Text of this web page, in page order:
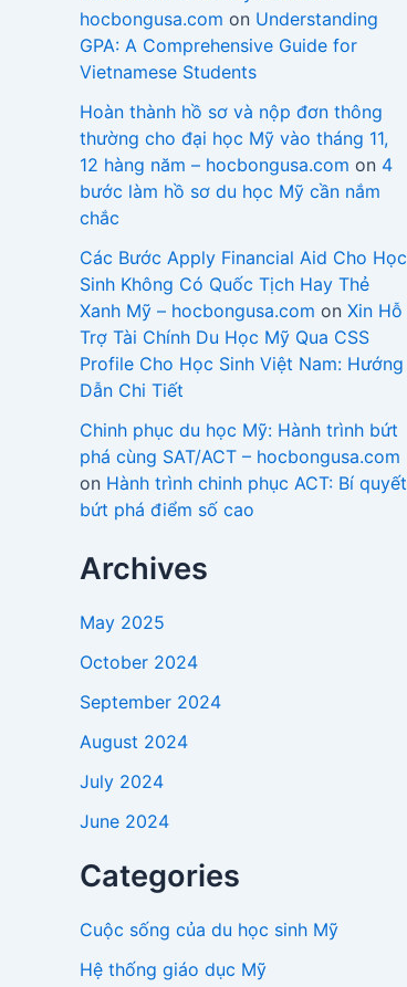
hocbongusa.com on Understanding
GPA: A Comprehensive Guide for
Vietnamese Students
Hoàn thành hồ sơ và nộp đơn thông
thường cho đại học Mỹ vào tháng 11,
12 hàng năm – hocbongusa.com on 4
bước làm hồ sơ du học Mỹ cần nắm
chắc
Các Bước Apply Financial Aid Cho Học
Sinh Không Có Quốc Tịch Hay Thẻ
Xanh Mỹ – hocbongusa.com on Xin Hỗ
Trợ Tài Chính Du Học Mỹ Qua CSS
Profile Cho Học Sinh Việt Nam: Hướng
Dẫn Chi Tiết
Chinh phục du học Mỹ: Hành trình bứt
phá cùng SAT/ACT – hocbongusa.com
on Hành trình chinh phục ACT: Bí quyết
bứt phá điểm số cao
Archives
May 2025
October 2024
September 2024
August 2024
July 2024
June 2024
Categories
Cuộc sống của du học sinh Mỹ
Hệ thống giáo dục Mỹ